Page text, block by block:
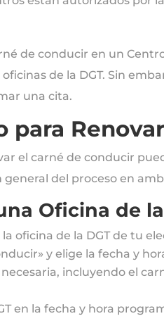
de conducir en un
de la DGT. Sin
una cita.
para
el carné de conducir
del proceso en
Oficina de
oficina de la DGT de tu
y elige la fecha y
incluyendo el
en la fecha y hora